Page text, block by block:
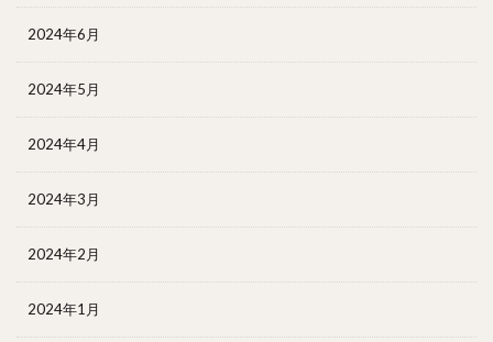
2024年6月
2024年5月
2024年4月
2024年3月
2024年2月
2024年1月